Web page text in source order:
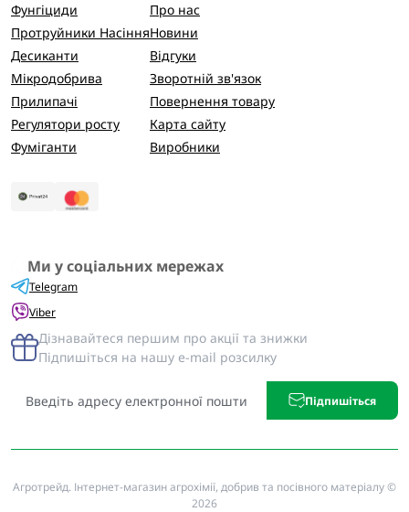
Фунгіциди
Протруйники Насіння
Десиканти
Мікродобрива
Прилипачі
Регулятори росту
Фуміганти
Про нас
Новини
Відгуки
Зворотній зв'язок
Повернення товару
Карта сайту
Виробники
Ми у соціальних мережах
Telegram
Viber
Дізнавайтеся першим про акції та знижки
Підпишіться на нашу e-mail розсилку
Підпишіться
Агротрейд. Інтернет-магазин агрохімії, добрив та посівного матеріалу ©
2026